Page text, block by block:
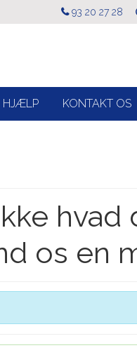
93 20 27 28
HJÆLP KONTAKT OS
hvad
os en